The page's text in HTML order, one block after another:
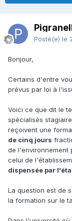
Posté(e) le
Bonjour,
Certains d'entre
prévus par loi à
Voici ce que dit le
spécialisés
reçoivent une
de cinq jours
de l'environnement
celui de
dispensée par
La question est de
la formation sur le